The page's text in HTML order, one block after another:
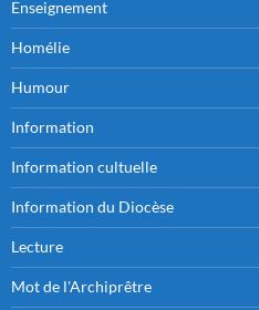
Enseignement
Homélie
Humour
Information
Information cultuelle
Information du Diocèse
Lecture
Mot de l'Archiprêtre